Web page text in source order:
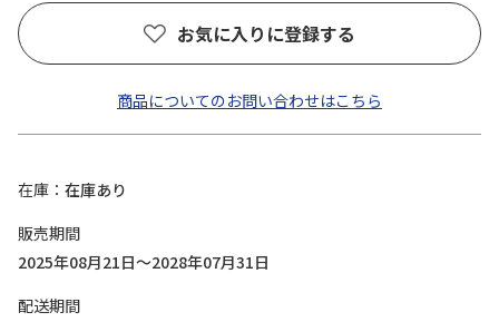
お気に入りに登録する
商品についてのお問い合わせはこちら
在庫
在庫あり
販売期間
2025年08月21日～2028年07月31日
配送期間